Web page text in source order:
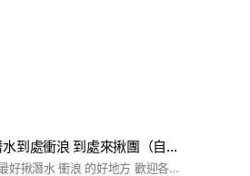
到處潛水到處衝浪 到處來揪團（自由潛水 水肺 教練招生 買賣交易 衝浪 討論區）
全台灣最好揪潛水 衝浪 的好地方 歡迎各潛水衝浪界的前輩 無論你是 新人想學想找教練 教練想找學生 廠商想找買家 買家想找賣家 潛水想揪伴 都歡迎加入